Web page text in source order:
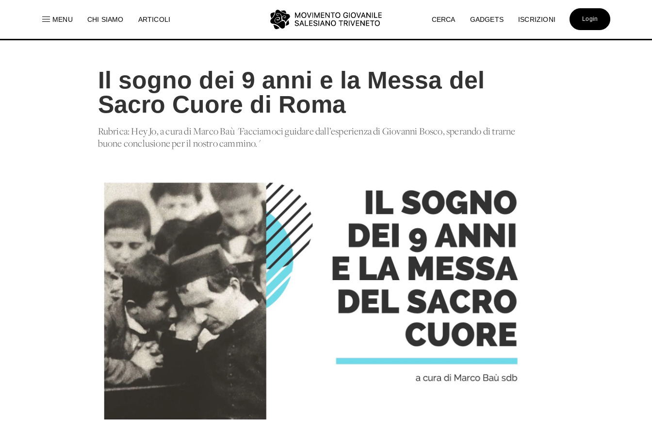
MENU CHI SIAMO ARTICOLI CERCA GADGETS ISCRIZIONI Login
Il sogno dei 9 anni e la Messa del
Sacro Cuore di Roma
Rubrica: Hey Jo, a cura di Marco Baù "Facciamoci guidare dall’esperienza di Giovanni Bosco, sperando di trarne
buone conclusione per il nostro cammino."